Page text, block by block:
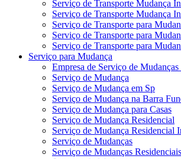
Serviço de Transporte Mudança
Serviço de Transporte Mudança
Serviço de Transporte para
Serviço de Transporte para
Serviço de Transporte para
Serviço para Mudança
Empresa de Serviço de
Serviço de Mudança
Serviço de Mudança em Sp
Serviço de Mudança na Barra
Serviço de Mudança para Casas
Serviço de Mudança Residencial
Serviço de Mudança Residencial
Serviço de Mudanças
Serviço de Mudanças